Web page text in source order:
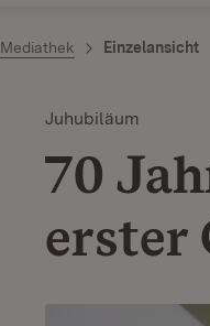
Mediathek Einzelansicht
Juhubiläum
70
erster